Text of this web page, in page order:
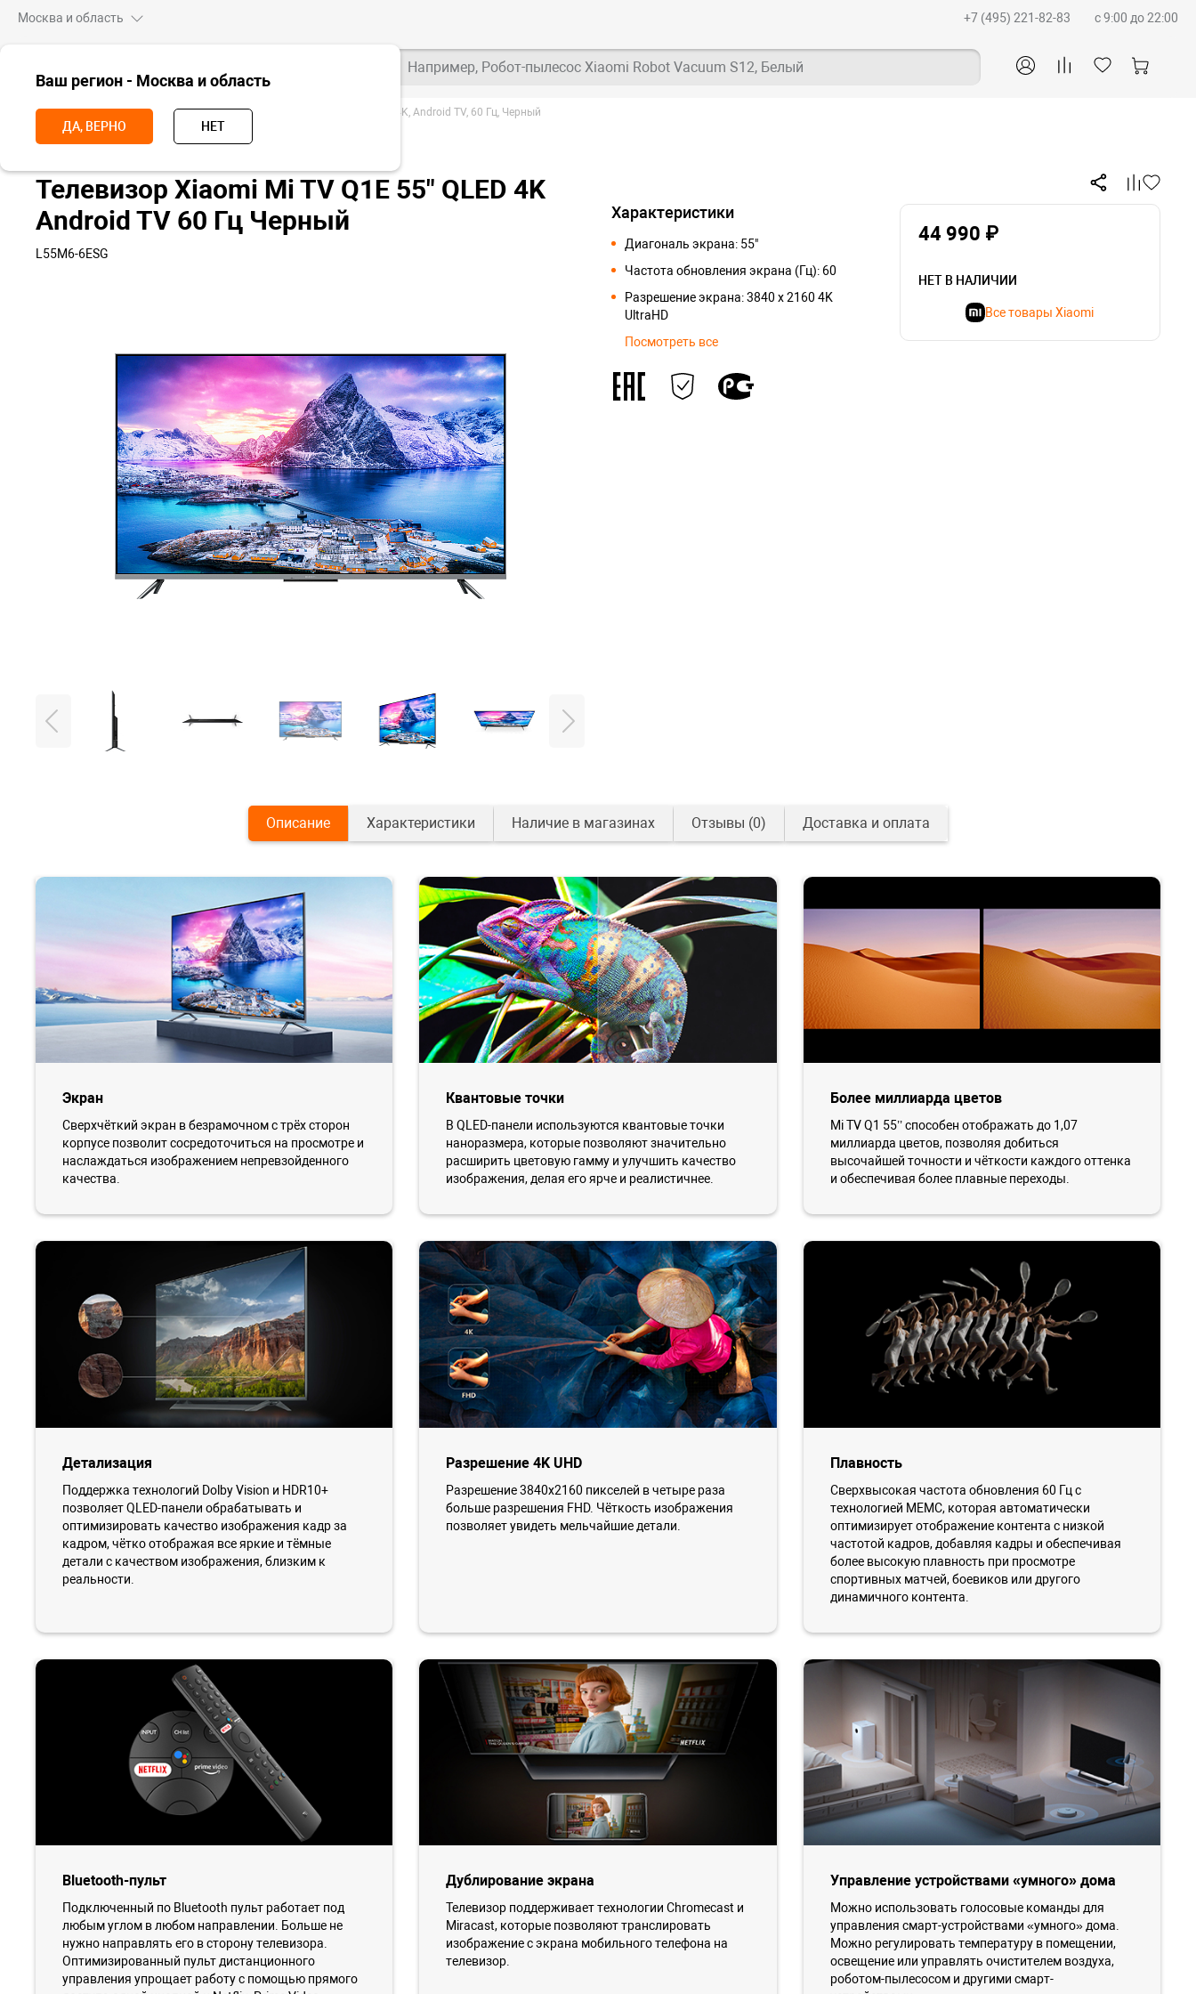
Москва и область
Ваш регион - Москва и область
ДА, ВЕРНО НЕТ
+7 (495) 221-82-83 c 9:00 до 22:00
Например, Робот-пылесос Xiaomi Robot Vacuum S12, Белый
Главная ТВ Телевизоры Телевизор Xiaomi Mi TV Q1E 55" QLED 4K, Android TV, 60 Гц, Черный
Телевизор Xiaomi Mi TV Q1E 55" QLED 4K
Android TV 60 Гц Черный
L55M6-6ESG
Характеристики
Диагональ экрана: 55"
Частота обновления экрана (Гц): 60
Разрешение экрана: 3840 x 2160 4K
UltraHD
Посмотреть все
44 990 ₽
НЕТ В НАЛИЧИИ
Все товары Xiaomi
Описание Характеристики Наличие в магазинах Отзывы (0) Доставка и оплата
Экран
Сверхчёткий экран в безрамочном с трёх сторон
корпусе позволит сосредоточиться на просмотре и
наслаждаться изображением непревзойденного
качества.
Квантовые точки
В QLED-панели используются квантовые точки
наноразмера, которые позволяют значительно
расширить цветовую гамму и улучшить качество
изображения, делая его ярче и реалистичнее.
Более миллиарда цветов
Mi TV Q1 55’’ способен отображать до 1,07
миллиарда цветов, позволяя добиться
высочайшей точности и чёткости каждого оттенка
и обеспечивая более плавные переходы.
Детализация
Поддержка технологий Dolby Vision и HDR10+
позволяет QLED-панели обрабатывать и
оптимизировать качество изображения кадр за
кадром, чётко отображая все яркие и тёмные
детали с качеством изображения, близким к
реальности.
Разрешение 4K UHD
Разрешение 3840x2160 пикселей в четыре раза
больше разрешения FHD. Чёткость изображения
позволяет увидеть мельчайшие детали.
Плавность
Сверхвысокая частота обновления 60 Гц с
технологией MEMC, которая автоматически
оптимизирует отображение контента с низкой
частотой кадров, добавляя кадры и обеспечивая
более высокую плавность при просмотре
спортивных матчей, боевиков или другого
динамичного контента.
Bluetooth-пульт
Подключенный по Bluetooth пульт работает под
любым углом в любом направлении. Больше не
нужно направлять его в сторону телевизора.
Оптимизированный пульт дистанционного
управления упрощает работу с помощью прямого
Дублирование экрана
Телевизор поддерживает технологии Chromecast и
Miracast, которые позволяют транслировать
изображение с экрана мобильного телефона на
телевизор.
Управление устройствами «умного» дома
Можно использовать голосовые команды для
управления смарт-устройствами «умного» дома.
Можно регулировать температуру в помещении,
освещение или управлять очистителем воздуха,
роботом-пылесосом и другими смарт-